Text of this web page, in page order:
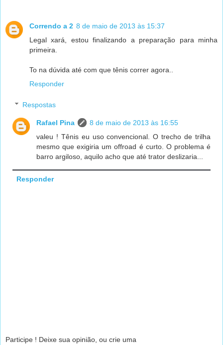
Correndo a 2 8 de maio de 2013 às 15:37
Legal xará, estou finalizando a preparação para minha
primeira.
To na dúvida até com que tênis correr agora..
Responder
Respostas
Rafael Pina
8 de maio de 2013 às 16:55
valeu ! Tênis eu uso convencional. O trecho de trilha
mesmo que exigiria um offroad é curto. O problema é
barro argiloso, aquilo acho que até trator deslizaria...
Responder
Participe ! Deixe sua opinião, ou crie uma